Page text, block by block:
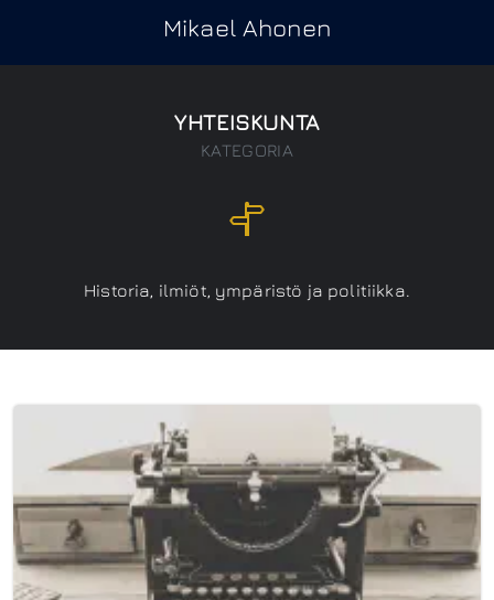
Mikael Ahonen
YHTEISKUNTA
KATEGORIA
Historia, ilmiöt, ympäristö ja politiikka.